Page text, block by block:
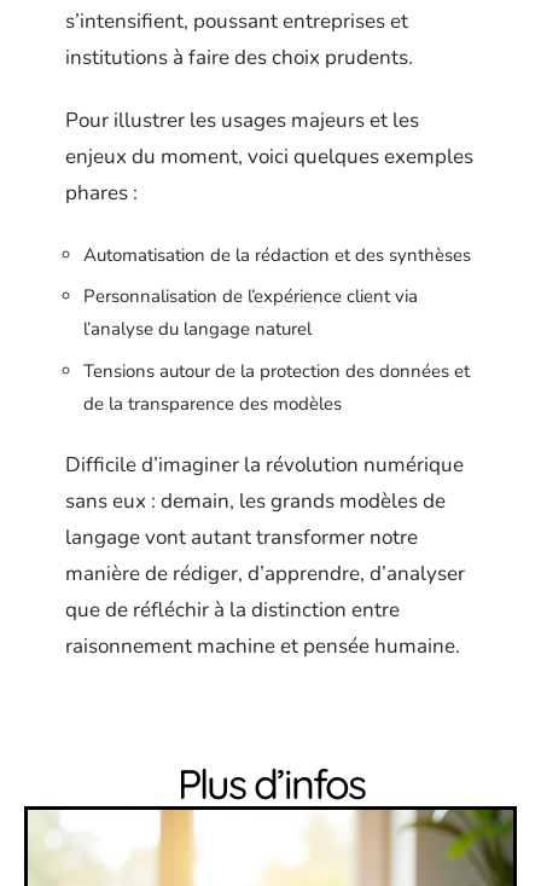
s’intensifient, poussant entreprises et
institutions à faire des choix prudents.
Pour illustrer les usages majeurs et les
enjeux du moment, voici quelques exemples
phares :
Automatisation de la rédaction et des synthèses
Personnalisation de l’expérience client via
l’analyse du langage naturel
Tensions autour de la protection des données et
de la transparence des modèles
Difficile d’imaginer la révolution numérique
sans eux : demain, les grands modèles de
langage vont autant transformer notre
manière de rédiger, d’apprendre, d’analyser
que de réfléchir à la distinction entre
raisonnement machine et pensée humaine.
Plus d’infos